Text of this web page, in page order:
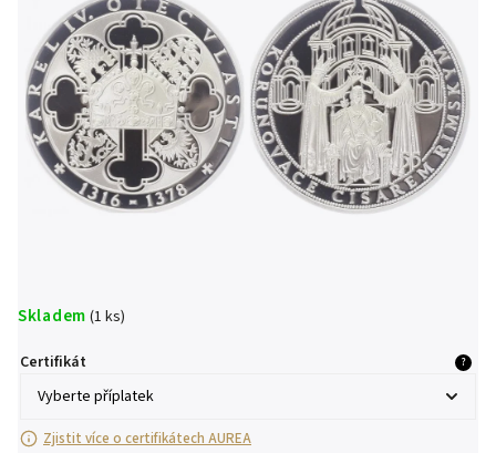
Skladem (1 ks)
Certifikát ?
Zjistit více o certifikátech AUREA